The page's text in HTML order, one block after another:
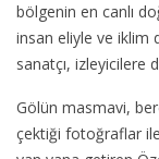
bölgenin en canlı
insan eliyle ve iklim
sanatçı, izleyicilere
Gölün masmavi,
çektiği fotoğraflar